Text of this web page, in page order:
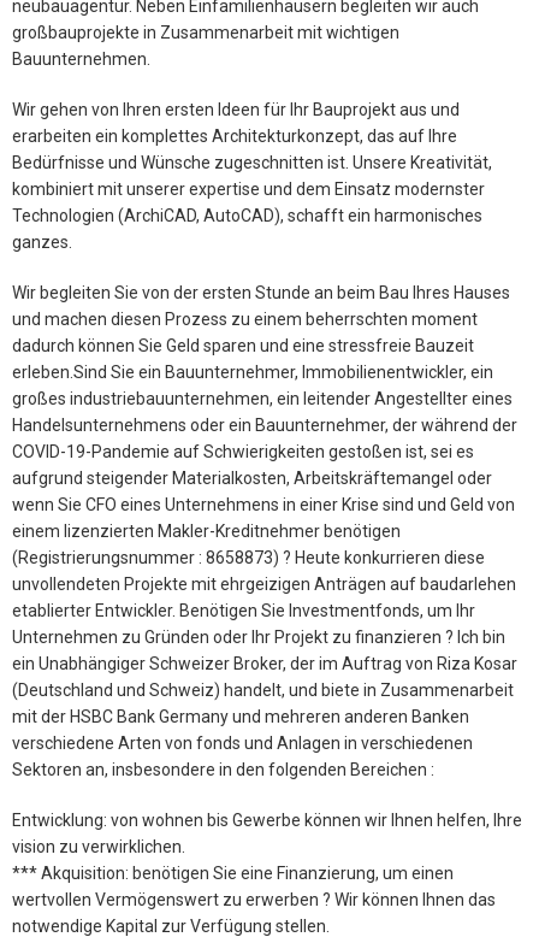
neubauagentur. Neben Einfamilienhäusern begleiten wir auch
großbauprojekte in Zusammenarbeit mit wichtigen
Bauunternehmen.
Wir gehen von Ihren ersten Ideen für Ihr Bauprojekt aus und
erarbeiten ein komplettes Architekturkonzept, das auf Ihre
Bedürfnisse und Wünsche zugeschnitten ist. Unsere Kreativität,
kombiniert mit unserer expertise und dem Einsatz modernster
Technologien (ArchiCAD, AutoCAD), schafft ein harmonisches
ganzes.
Wir begleiten Sie von der ersten Stunde an beim Bau Ihres Hauses
und machen diesen Prozess zu einem beherrschten moment
dadurch können Sie Geld sparen und eine stressfreie Bauzeit
erleben.Sind Sie ein Bauunternehmer, Immobilienentwickler, ein
großes industriebauunternehmen, ein leitender Angestellter eines
Handelsunternehmens oder ein Bauunternehmer, der während der
COVID-19-Pandemie auf Schwierigkeiten gestoßen ist, sei es
aufgrund steigender Materialkosten, Arbeitskräftemangel oder
wenn Sie CFO eines Unternehmens in einer Krise sind und Geld von
einem lizenzierten Makler-Kreditnehmer benötigen
(Registrierungsnummer : 8658873) ? Heute konkurrieren diese
unvollendeten Projekte mit ehrgeizigen Anträgen auf baudarlehen
etablierter Entwickler. Benötigen Sie Investmentfonds, um Ihr
Unternehmen zu Gründen oder Ihr Projekt zu finanzieren ? Ich bin
ein Unabhängiger Schweizer Broker, der im Auftrag von Riza Kosar
(Deutschland und Schweiz) handelt, und biete in Zusammenarbeit
mit der HSBC Bank Germany und mehreren anderen Banken
verschiedene Arten von fonds und Anlagen in verschiedenen
Sektoren an, insbesondere in den folgenden Bereichen :
Entwicklung: von wohnen bis Gewerbe können wir Ihnen helfen, Ihre
vision zu verwirklichen.
*** Akquisition: benötigen Sie eine Finanzierung, um einen
wertvollen Vermögenswert zu erwerben ? Wir können Ihnen das
notwendige Kapital zur Verfügung stellen.